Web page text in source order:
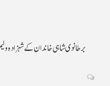
برطانوی شاہی خاندان کے شہزادہ